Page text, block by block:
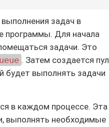
задач в
программы. Для начала
задачи. Это
. Затем создается пул
будет выполнять задачи
в каждом процессе. Эта
выполнять необходимые